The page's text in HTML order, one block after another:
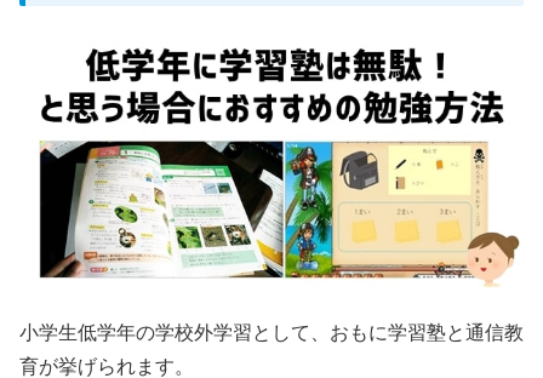
小学生低学年の学校外学習として、おもに学習塾と通信教
育が挙げられます。